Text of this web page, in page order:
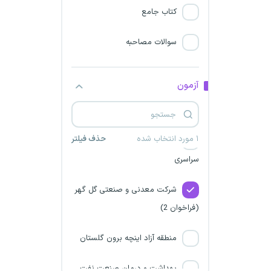
کتاب جامع
سوالات مصاحبه
آزمون
۱ مورد انتخاب شده حذف فیلتر
شمالی
شرکت‌های آب و فاضلاب
سراسری
شرکت معدنی و صنعتی گل گهر
(فراخوان 2)
منطقه آزاد اینچه برون گلستان
بهداشت و درمان صنعت نفت